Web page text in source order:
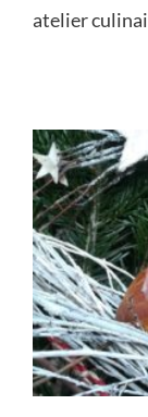
atelier